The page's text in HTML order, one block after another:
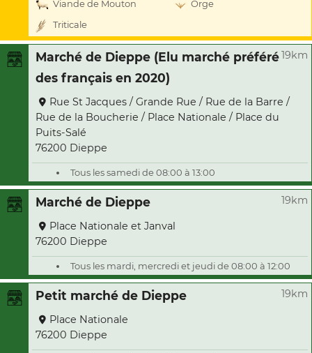
Viande de Mouton
Orge
Triticale
Marché de Dieppe (Elu marché préféré
des français en 2020)
19km
Rue St Jacques / Grande Rue / Rue de la Barre /
Rue de la Boucherie / Place Nationale / Place du
Puits-Salé
76200 Dieppe
Tous les samedi de 08:00 à 13:00
Marché de Dieppe 19km
Place Nationale et Janval
76200 Dieppe
Tous les mardi, mercredi et jeudi de 08:00 à 12:00
Petit marché de Dieppe 19km
Place Nationale
76200 Dieppe